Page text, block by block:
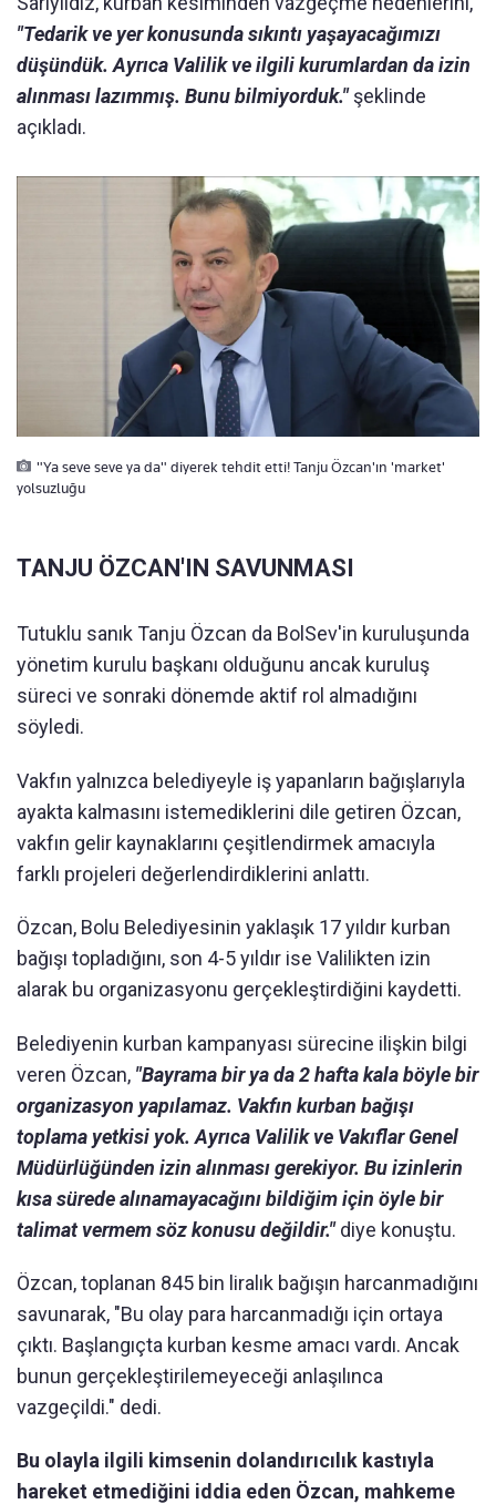
"Tedarik ve yer konusunda sıkıntı yaşayacağımızı
düşündük. Ayrıca Valilik ve ilgili kurumlardan da izin
alınması lazımmış. Bunu bilmiyorduk."şeklinde
açıkladı.
"Ya seve seve ya da" diyerek tehdit etti! Tanju Özcan'ın 'market'
yolsuzluğu
TANJU ÖZCAN'IN SAVUNMASI
Tutuklu sanık Tanju Özcan da BolSev'in kuruluşunda
yönetim kurulu başkanı olduğunu ancak kuruluş
süreci ve sonraki dönemde aktif rol almadığını
söyledi.
Vakfın yalnızca belediyeyle iş yapanların bağışlarıyla
ayakta kalmasını istemediklerini dile getiren Özcan,
vakfın gelir kaynaklarını çeşitlendirmek amacıyla
farklı projeleri değerlendirdiklerini anlattı.
Özcan, Bolu Belediyesinin yaklaşık 17 yıldır kurban
bağışı topladığını, son 4-5 yıldır ise Valilikten izin
alarak bu organizasyonu gerçekleştirdiğini kaydetti.
Belediyenin kurban kampanyası sürecine ilişkin bilgi
veren Özcan, "Bayrama bir ya da 2 hafta kala böyle bir
organizasyon yapılamaz. Vakfın kurban bağışı
toplama yetkisi yok. Ayrıca Valilik ve Vakıflar Genel
Müdürlüğünden izin alınması gerekiyor. Bu izinlerin
kısa sürede alınamayacağını bildiğim için öyle bir
talimat vermem söz konusu değildir."diye konuştu.
Özcan, toplanan 845 bin liralık bağışın harcanmadığını
savunarak, "Bu olay para harcanmadığı için ortaya
çıktı. Başlangıçta kurban kesme amacı vardı. Ancak
bunun gerçekleştirilemeyeceği anlaşılınca
vazgeçildi." dedi.
Bu olayla ilgili kimsenin dolandırıcılık kastıyla
hareket etmediğini iddia eden Özcan, mahkeme